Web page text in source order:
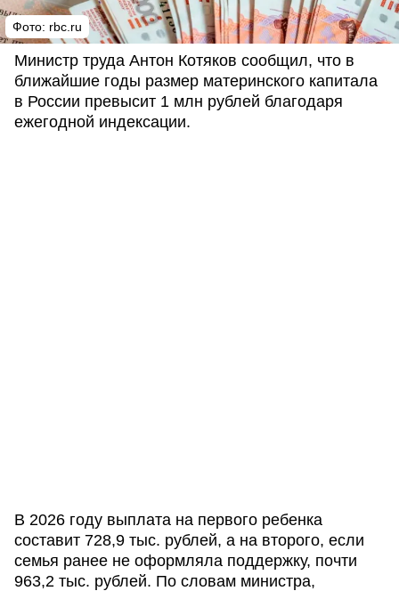
Фото: rbc.ru
Министр труда Антон Котяков сообщил, что в
ближайшие годы размер материнского капитала
в России превысит 1 млн рублей благодаря
ежегодной индексации.
В 2026 году выплата на первого ребенка
составит 728,9 тыс. рублей, а на второго, если
семья ранее не оформляла поддержку, почти
963,2 тыс. рублей. По словам министра,